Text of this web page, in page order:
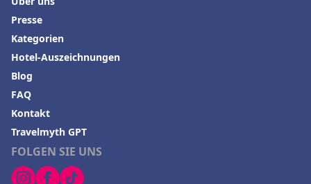
FOLGEN SIE UNS
Presse
Kategorien
Hotel-Auszeichnungen
Blog
FAQ
Kontakt
Travelmyth GPT